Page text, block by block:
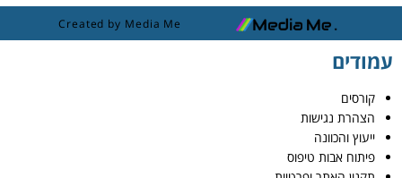
Created by Media Me
עמודים
קורסים
הצהרת נגישות
ייעוץ והכוונה
פיתוח אבות טיפוס